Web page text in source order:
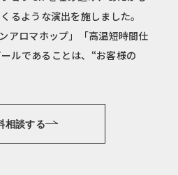
るような演出を施しました。
アロマホップ」「高温短時間仕
ルであることは、“お客様の
相談する